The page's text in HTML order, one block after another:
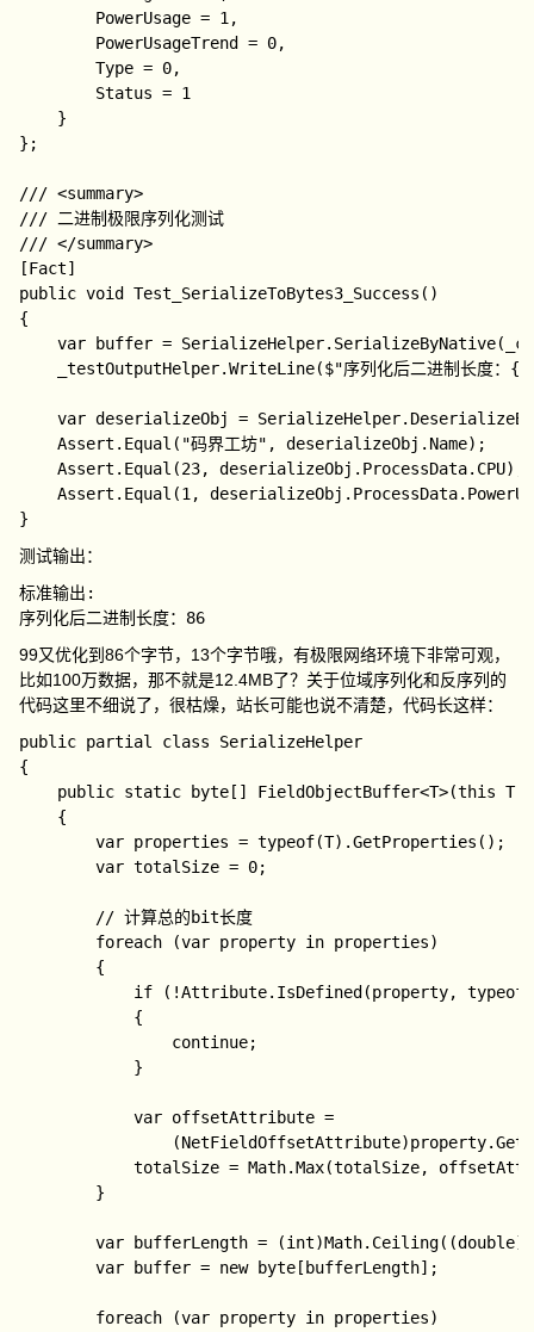
        PowerUsage = 1,
        PowerUsageTrend = 0,
        Type = 0,
        Status = 1
    }
};
/// <summary>
/// 二进制极限序列化测试
/// </summary>
[Fact]
public void Test_SerializeToBytes3_Success()
{
var buffer =
_testOutputHelper.WriteLine($"序列化后二进制长度：
var deserializeObj =
    Assert.Equal("码界工坊", deserializeObj.Name);
    Assert.Equal(23, deserializeObj.ProcessData.CPU);
Assert.Equal(1,
测试输出：
标准输出:
99又优化到86个字节，13个字节哦，有极限网络环境下非常可观，
比如100万数据，那不就是12.4MB了？关于位域序列化和反序列的
代码这里不细说了，很枯燥，站长可能也说不清楚，代码长这样：
public partial class SerializeHelper
{
public static byte[] FieldObjectBuffer<T>(this T
    {
        var properties = typeof(T).GetProperties();
        var totalSize = 0;
        // 计算总的bit长度
        foreach (var property in properties)
        {
if (!Attribute.IsDefined(property,
            {
                continue;
            }
            var offsetAttribute =
totalSize = Math.Max(totalSize,
        }
var bufferLength =
        var buffer = new byte[bufferLength];
        foreach (var property in properties)